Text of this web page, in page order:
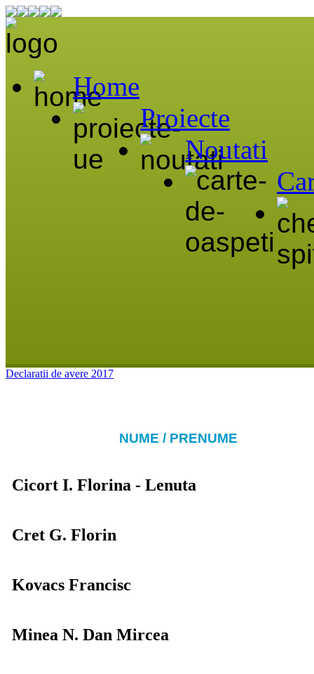
Home
Proiecte
Noutati
Declaratii de avere 2017
NUME / PRENUME
Cicort I. Florina - Lenuta
Cret G. Florin
Kovacs Francisc
Minea N. Dan Mircea